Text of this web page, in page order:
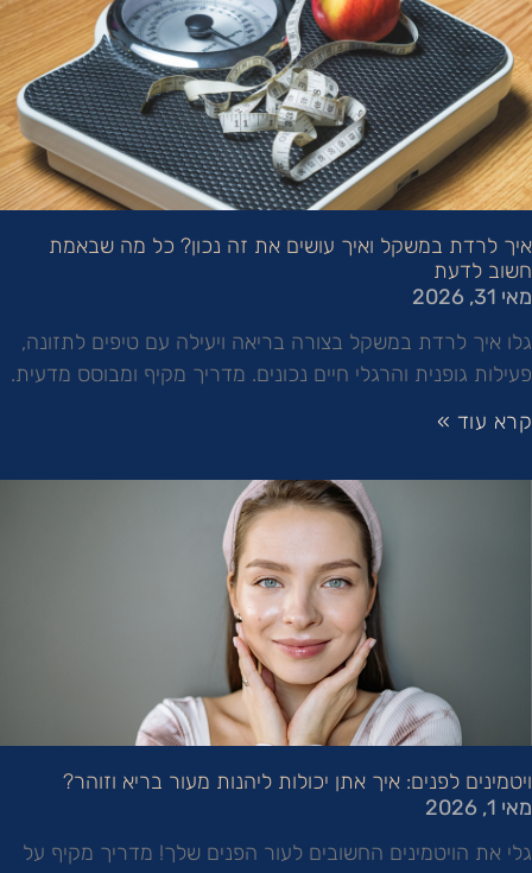
איך לרדת במשקל ואיך עושים את זה נכון? כל מה שבאמת
חשוב לדעת
מאי 31, 2026
גלו איך לרדת במשקל בצורה בריאה ויעילה עם טיפים לתזונה,
פעילות גופנית והרגלי חיים נכונים. מדריך מקיף ומבוסס מדעית.
קרא עוד »
ויטמינים לפנים: איך אתן יכולות ליהנות מעור בריא וזוהר?
מאי 1, 2026
גלי את הויטמינים החשובים לעור הפנים שלך! מדריך מקיף על